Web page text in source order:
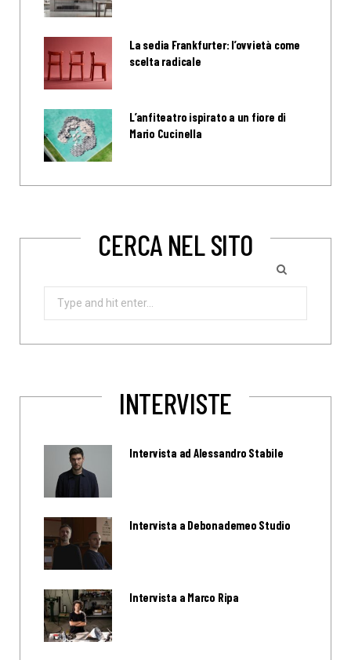
La sedia Frankfurter: l’ovvietà come
scelta radicale
L’anfiteatro ispirato a un fiore di
Mario Cucinella
CERCA NEL SITO
Search
INTERVISTE
Intervista ad Alessandro Stabile
Intervista a Debonademeo Studio
Intervista a Marco Ripa